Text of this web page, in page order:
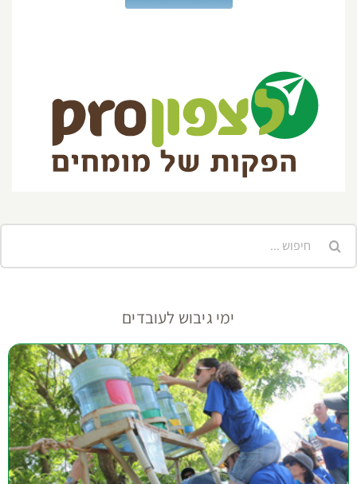
ימי גיבוש לעובדים